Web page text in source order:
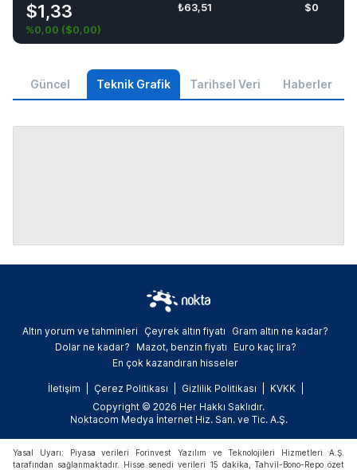
$1,33
%0,00 ($0,00)
₺63,51 $0
Güncel Teknik Grafik Tarihsel Veri Haberler
Altın yorum ve tahminleri Çeyrek altın fiyatı
Gram altın ne kadar?
Dolar ne kadar?
Mazot, benzin fiyatı
Euro kaç lira?
En çok kazandıran hisseler
İletişim Çerez Politikası Gizlilik Politikası
KVKK
Copyright © 2026 Her Hakkı Saklıdır.
Noktacom Medya İnternet Hiz. San. ve Tic. A.Ş.
Yasal Uyarı: Piyasa verileri Forinvest Yazılım ve Teknolojileri Hizmetleri A.Ş.
tarafından sağlanmaktadır. Hisse senedi verileri 15 dakika, Tahvil-Bono-Repo özet